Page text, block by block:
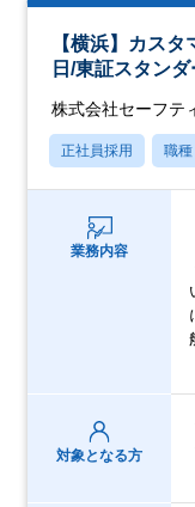
【横浜】カス
日/東証スタン
株式会社セーフテ
正社員採用 職
業務内容
対象となる方